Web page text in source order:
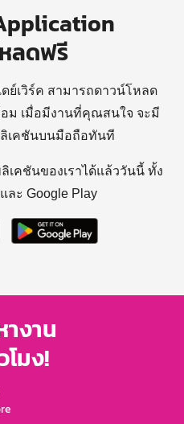
ลดฟรี
ย์เวิร์ค สามารถดาวน์โหลด
ม เมื่อมีงานที่คุณสนใจ จะมี
เคชันบนมือถือทันที
เคชันของเราได้แล้ววันนี้ ทั้ง
ละ Google Play
งาน
โมง!